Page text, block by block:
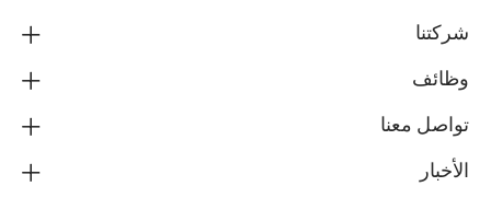
شركتنا
وظائف
تواصل معنا
الأخبار